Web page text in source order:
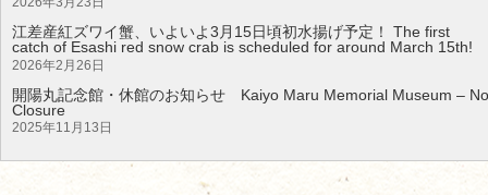
江差産紅ズワイ蟹、いよいよ3月15日頃初水揚げ予定！ The first
catch of Esashi red snow crab is scheduled for around March 15th!
2026年2月26日
開陽丸記念館・休館のお知らせ Kaiyo Maru Memorial Museum –
2025年11月13日